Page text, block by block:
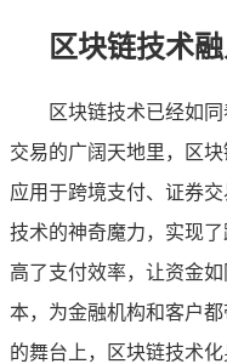
区块链技术
区块链技术已经如
交易的广阔天地里，区
应用于跨境支付、证券
技术的神奇魔力，实现
高了支付效率，让资金
本，为金融机构和客户
的舞台上，区块链技术